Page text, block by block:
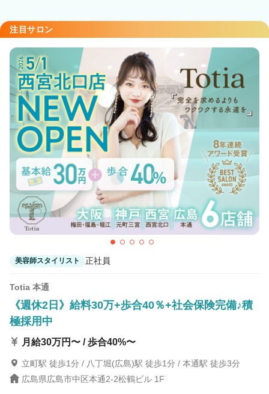
注目サロン
美容師スタイリスト 正社員
Totia 本通
《週休2日》給料30万+歩合40％+社会保険完備♪積
極採用中
月給30万円〜 / 歩合40%〜
立町駅 徒歩1分 / 八丁堀(広島)駅 徒歩1分 / 本通駅 徒歩3分
広島県広島市中区本通2-2松鶴ビル 1F